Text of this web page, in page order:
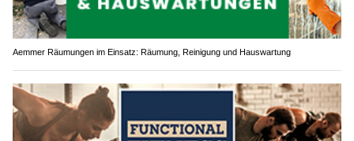
Aemmer Räumungen im Einsatz: Räumung, Reinigung und Hauswartung